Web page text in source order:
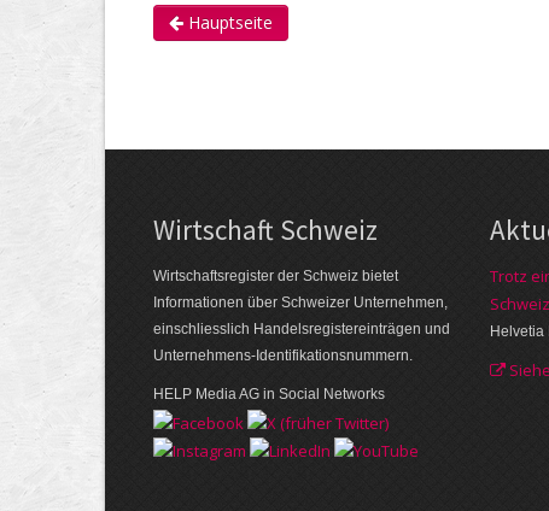
Hauptseite
Wirtschaft Schweiz
Wirtschaftsregister der Schweiz bietet
Informationen über Schweizer Unternehmen,
einschliesslich Handelsregistereinträgen und
Unternehmens-Identifikationsnummern.
HELP Media AG in Social Networks
Trotz
Helvetia